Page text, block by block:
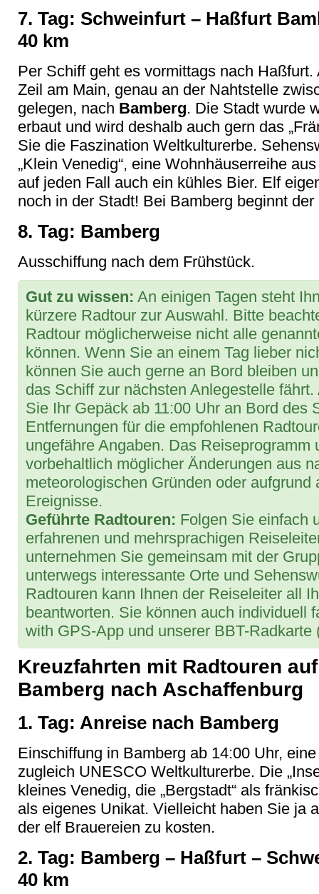
7. Tag: Schweinfurt – Haßfurt
40 km
Per Schiff geht es vormittags nach
Zeil am Main, genau an der Nahtstelle
gelegen, nach Bamberg. Die Stadt wurde
erbaut und wird deshalb auch gern das
Sie die Faszination Weltkulturerbe.
„Klein Venedig“, eine Wohnhäuserreihe
auf jeden Fall auch ein kühles Bier. Elf
noch in der Stadt! Bei Bamberg beginnt
8. Tag: Bamberg
Ausschiffung nach dem Frühstück.
Gut zu wissen: An einigen Tagen steht
kürzere Radtour zur Auswahl. Bitte
Radtour möglicherweise nicht alle
können. Wenn Sie an einem Tag lieber
können Sie auch gerne an Bord bleiben
das Schiff zur nächsten Anlegestelle
Sie Ihr Gepäck ab 11:00 Uhr an Bord des
Entfernungen für die empfohlenen
ungefähre Angaben. Das Reiseprogramm
vorbehaltlich möglicher Änderungen aus
meteorologischen Gründen oder aufgrund
Ereignisse.
Geführte Radtouren: Folgen Sie einfach
erfahrenen und mehrsprachigen
unternehmen Sie gemeinsam mit der
unterwegs interessante Orte und
Radtouren kann Ihnen der Reiseleiter all
beantworten. Sie können auch individuell
with GPS-App und unserer BBT-Radkarte
Kreuzfahrten mit Radtouren
Bamberg nach Aschaffenburg
1. Tag: Anreise nach Bamberg
Einschiffung in Bamberg ab 14:00 Uhr,
zugleich UNESCO Weltkulturerbe. Die
kleines Venedig, die „Bergstadt“ als
als eigenes Unikat. Vielleicht haben Sie ja
der elf Brauereien zu kosten.
2. Tag: Bamberg – Haßfurt –
40 km